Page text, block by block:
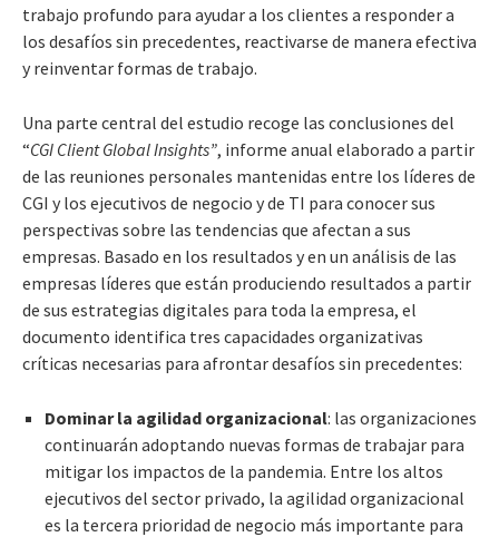
trabajo profundo para ayudar a los clientes a responder a
los desafíos sin precedentes, reactivarse de manera efectiva
y reinventar formas de trabajo.
Una parte central del estudio recoge las conclusiones del
“CGI Client Global Insights”, informe anual elaborado a partir
de las reuniones personales mantenidas entre los líderes de
CGI y los ejecutivos de negocio y de TI para conocer sus
perspectivas sobre las tendencias que afectan a sus
empresas. Basado en los resultados y en un análisis de las
empresas líderes que están produciendo resultados a partir
de sus estrategias digitales para toda la empresa, el
documento identifica tres capacidades organizativas
críticas necesarias para afrontar desafíos sin precedentes:
Dominar la agilidad organizacional: las organizaciones
continuarán adoptando nuevas formas de trabajar para
mitigar los impactos de la pandemia. Entre los altos
ejecutivos del sector privado, la agilidad organizacional
es la tercera prioridad de negocio más importante para